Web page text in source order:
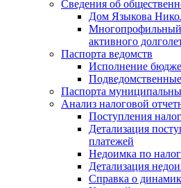
Сведения об
Дом Языкова
Многопрофильный
активного
Паспорта ведомств
Исполнение
Паспорта
Анализ налоговой
Поступления
Детализация
платежей
Недоимка по
Детализация
Справка о